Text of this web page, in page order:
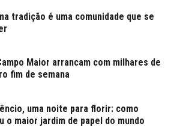
tradição é uma comunidade que se
Maior arrancam com milhares de
fim de semana
uma noite para florir: como
o maior jardim de papel do mundo